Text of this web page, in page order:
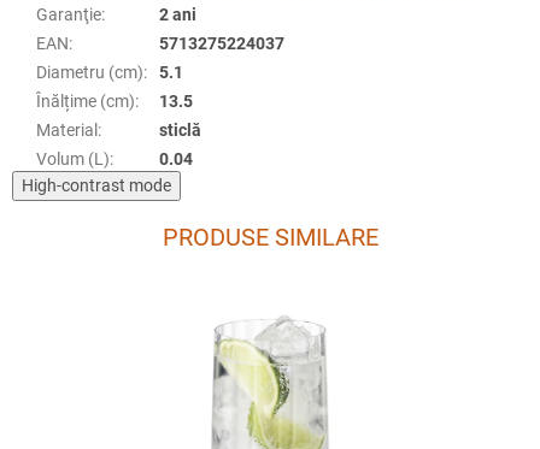
Garanţie:
2 ani
EAN:
5713275224037
Diametru (cm):
5.1
Înălțime (cm):
13.5
Material :
sticlă
Volum (L):
0.04
High-contrast mode
PRODUSE SIMILARE